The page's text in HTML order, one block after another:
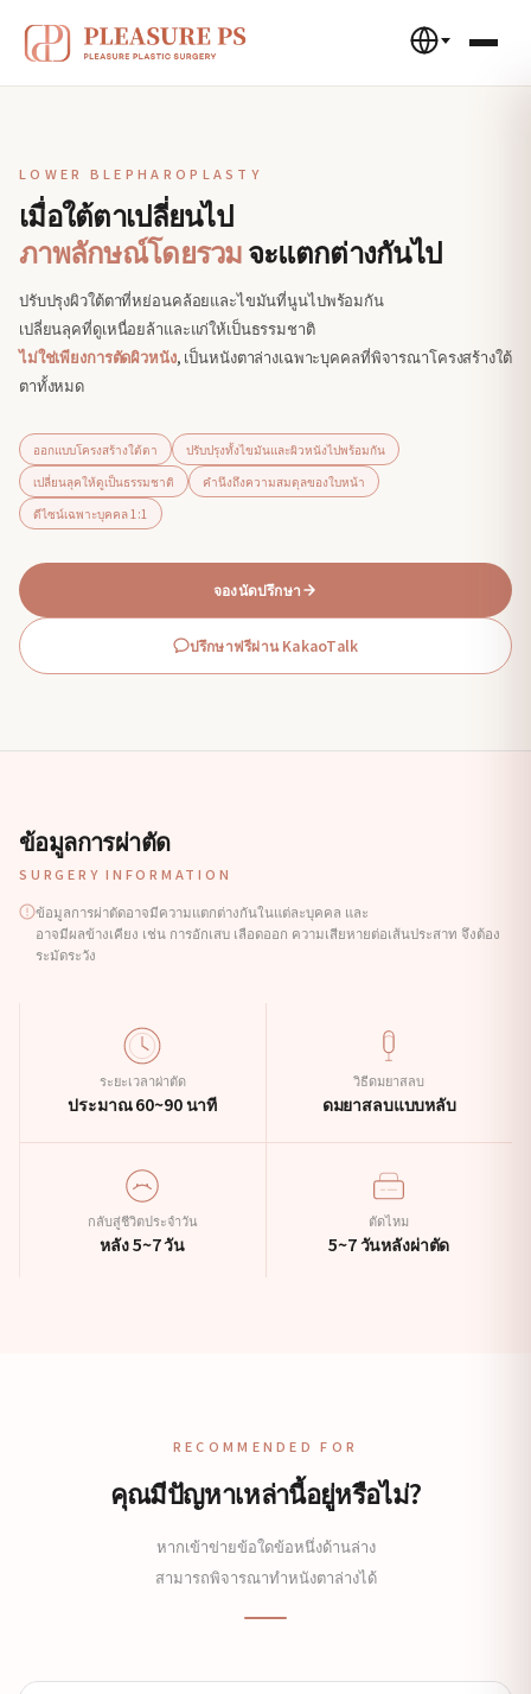
LOWER BLEPHAROPLASTY
เมื่อใต้ตาเปลี่ยนไป
ภาพลักษณ์โดยรวมจะแตกต่างกันไป
ปรับปรุงผิวใต้ตาที่หย่อนคล้อยและไขมันที่นูนไปพร้อมกัน
เปลี่ยนลุคที่ดูเหนื่อยล้าและแก่ให้เป็นธรรมชาติ
ไม่ใช่เพียงการตัดผิวหนัง, เป็นหนังตาล่างเฉพาะบุคคลที่พิจารณาโครงสร้างใต้
ตาทั้งหมด
ออกแบบโครงสร้างใต้ตา
ปรับปรุงทั้งไขมันและผิวหนังไปพร้อมกัน
เปลี่ยนลุคให้ดูเป็นธรรมชาติ
คำนึงถึงความสมดุลของใบหน้า
ดีไซน์เฉพาะบุคคล 1:1
จองนัดปรึกษา
ปรึกษาฟรีผ่าน KakaoTalk
ข้อมูลการผ่าตัด
SURGERY INFORMATION
ข้อมูลการผ่าตัดอาจมีความแตกต่างกันในแต่ละบุคคล และ
อาจมีผลข้างเคียง เช่น การอักเสบ เลือดออก ความเสียหายต่อเส้นประสาท จึงต้อง
ระมัดระวัง
ระยะเวลาผ่าตัด
ประมาณ 60~90 นาที
วิธีดมยาสลบ
ดมยาสลบแบบหลับ
กลับสู่ชีวิตประจำวัน
หลัง 5~7 วัน
ตัดไหม
5~7 วันหลังผ่าตัด
RECOMMENDED FOR
คุณมีปัญหาเหล่านี้อยู่หรือไม่?
หากเข้าข่ายข้อใดข้อหนึ่งด้านล่าง
สามารถพิจารณาทำหนังตาล่างได้